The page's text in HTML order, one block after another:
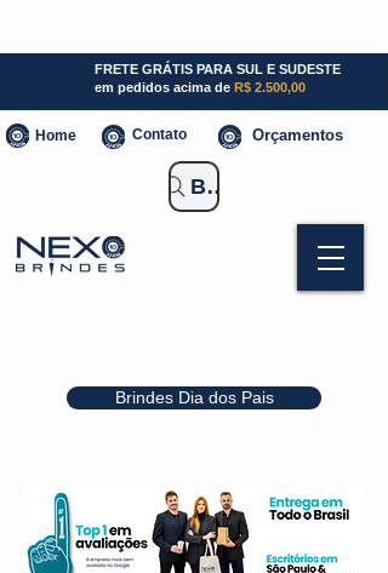
Brindes Dia dos Pais
FRETE GRÁTIS PARA SUL E SUDESTE
em pedidos acima de R$ 2.500,00
Home Contato Orçamentos
Buscar Brindes